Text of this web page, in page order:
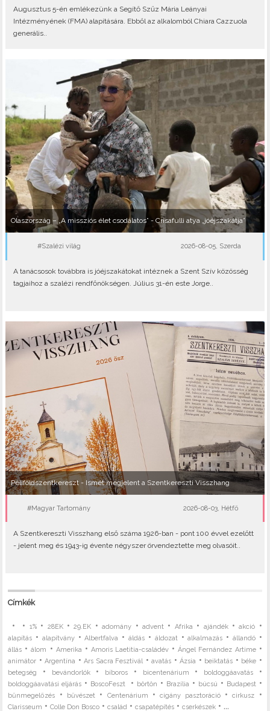
Augusztus 5-én emlékezünk a Segítő Szűz Mária Leányai
Intézményének (FMA) alapítására. Ebből az alkalomból Chiara Cazzuola
generális..
Olaszország – „A missziós élet csodálatos” - Crisafulli atya „jóéjszakátja”
#Szalézi világ 2026-08-05, Szerda
A tanácsosok továbbra is jóéjszakátokat intéznek a Szent Szív közösség
tagjaihoz a szalézi rendfőnökségen. Július 31-én este Jorge..
Péliföldszentkereszt - Ismét megjelent a Szentkereszti Visszhang
#Magyar Tartomány 2026-08-03, Hétfő
A Szentkereszti Visszhang első száma 1926-ban - pont 100 évvel ezelőtt
- jelent meg és 1943-ig évente négyszer örvendeztette meg olvasóit..
Címkék
• • 1%• 28EK•29.EK •adomány •advent • Afrika • ajándék•akció •
alapítás • alapítvány•Albertfalva •áldás • áldozat•alkalmazás • állandó•
állás •álom • Amerika • Amoris Laetitia-családév •Ángel Fernández Artime•
animátor •Argentína •Ars Sacra Fesztivál •avatás •Ázsia • beiktatás • béke •
betegség • bevándorlók• bíboros • bicentenárium • boldoggáavatás•
boldoggáavatási eljárás • BoscoFeszt • börtön • Brazília • búcsú • Budapest•
bűnmegelőzés • bűvészet• Centenárium •cigány pasztoráció•cirkusz •
Clarisseum •Colle Don Bosco •család •csapatépítés •cserkészek • ...